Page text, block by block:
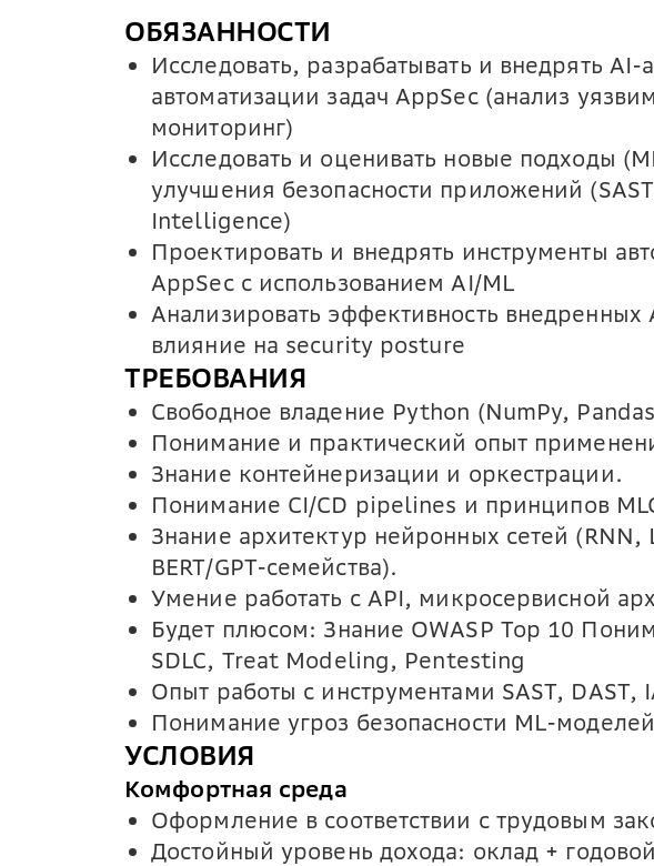
ОБЯЗАННОСТИ
Исследовать, разрабатывать и внедрять AI-
автоматизации задач AppSec (анализ
мониторинг)
Исследовать и оценивать новые подходы
улучшения безопасности приложений
Intelligence)
Проектировать и внедрять инструменты
AppSec с использованием AI/ML
Анализировать эффективность
влияние на security posture
ТРЕБОВАНИЯ
Свободное владение Python (NumPy,
Понимание и практический опыт
Знание контейнеризации и оркестрации.
Понимание CI/CD pipelines и принципов
Знание архитектур нейронных сетей (RNN,
BERT/GPT-семейства).
Умение работать с API, микросервисной
Будет плюсом: Знание OWASP Top 10
SDLC, Treat Modeling, Pentesting
Опыт работы с инструментами SAST, DAST,
Понимание угроз безопасности ML-моделей
УСЛОВИЯ
Комфортная среда
Оформление в соответствии с трудовым
Достойный уровень дохода: оклад +